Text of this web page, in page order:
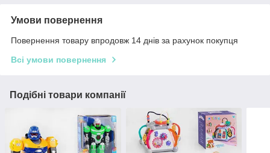
Умови повернення
Повернення товару впродовж 14 днів за рахунок покупця
Всі умови повернення
Подібні товари компанії